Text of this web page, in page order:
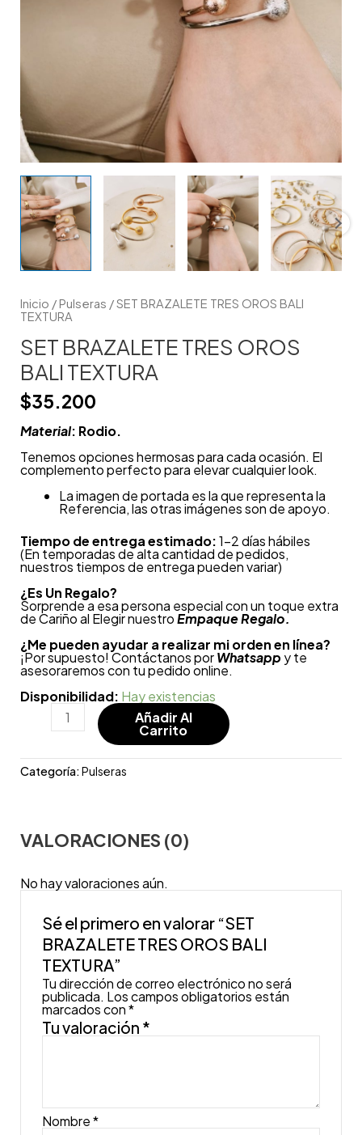
Inicio /Pulseras / SET BRAZALETE TRES OROS BALI
TEXTURA
SET BRAZALETE TRES OROS
BALI TEXTURA
$35.200
Material: Rodio.
Tenemos opciones hermosas para cada ocasión. El
complemento perfecto para elevar cualquier look.
La imagen de portada es la que representa la
Referencia, las otras imágenes son de apoyo.
Tiempo de entrega estimado:1-2 días hábiles
(En temporadas de alta cantidad de pedidos,
nuestros tiempos de entrega pueden variar)
¿Es Un Regalo?
Sorprende a esa persona especial con un toque extra
de Cariño al Elegir nuestroEmpaque Regalo.
¿Me pueden ayudar a realizar mi orden en línea?
¡Por supuesto! Contáctanos porWhatsapp y te
asesoraremos con tu pedido online.
Disponibilidad: Hay existencias
Añadir Al
Carrito
Categoría:Pulseras
VALORACIONES (0)
No hay valoraciones aún.
Sé el primero en valorar “SET
BRAZALETE TRES OROS BALI
TEXTURA”
Tu dirección de correo electrónico no será
publicada. Los campos obligatorios están
marcados con*
Tu valoración *
Nombre*